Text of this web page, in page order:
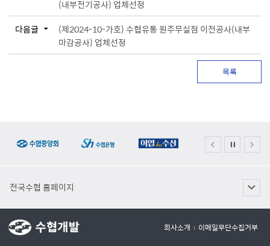
(내부전기공사) 업체선정
다음글
(제2024-10-가호) 수협유통 원주무실점 이전공사(내부
마감공사) 업체선정
목록
전국수협 홈페이지
회사소개 이메일무단수집거부